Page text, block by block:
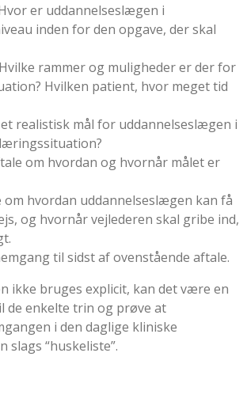
er uddannelseslægen i
inden for den opgave, der skal
rammer og muligheder er der for
Hvilken patient, hvor meget tid
et realistisk mål for uddannelseslægen i
om hvordan og hvornår målet er
om hvordan uddannelseslægen kan få
og hvornår vejlederen skal gribe ind,
til sidst af ovenstående aftale.
ikke bruges explicit, kan det være en
de enkelte trin og prøve at
i den daglige kliniske
slags “huskeliste”.